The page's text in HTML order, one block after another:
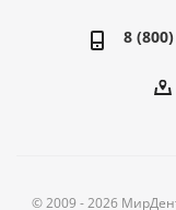
8
© 2009 - 2026